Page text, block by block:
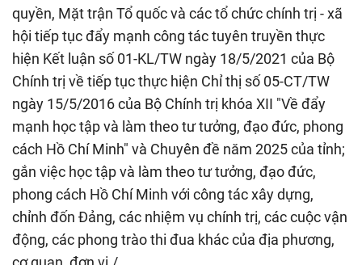
quyền, Mặt trận Tổ quốc và các tổ chức chính trị - xã
hội tiếp tục đẩy mạnh công tác tuyên truyền thực
hiện Kết luận số 01-KL/TW ngày 18/5/2021 của Bộ
Chính trị về tiếp tục thực hiện Chỉ thị số 05-CT/TW
ngày 15/5/2016 của Bộ Chính trị khóa XII "Về đẩy
mạnh học tập và làm theo tư tưởng, đạo đức, phong
cách Hồ Chí Minh" và Chuyên đề năm 2025 của tỉnh;
gắn việc học tập và làm theo tư tưởng, đạo đức,
phong cách Hồ Chí Minh với công tác xây dựng,
chỉnh đốn Đảng, các nhiệm vụ chính trị, các cuộc vận
động, các phong trào thi đua khác của địa phương,